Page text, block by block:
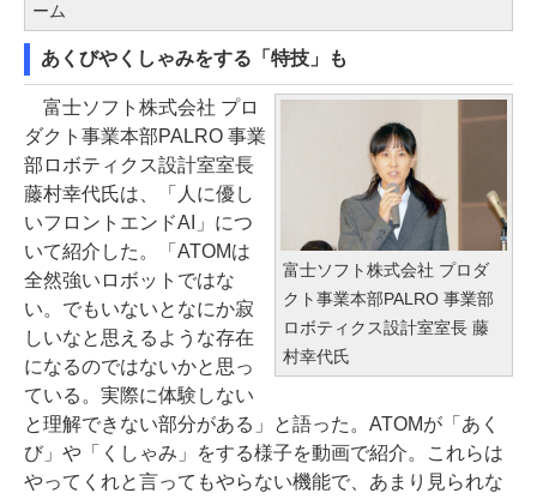
ーム
あくびやくしゃみをする「特技」も
富士ソフト株式会社 プロダ
クト事業本部PALRO 事業部
ロボティクス設計室室長 藤
村幸代氏
富士ソフト株式会社 プロ
ダクト事業本部PALRO 事業
部ロボティクス設計室室長
藤村幸代氏は、「人に優し
いフロントエンドAI」につ
いて紹介した。「ATOMは
全然強いロボットではな
い。でもいないとなにか寂
しいなと思えるような存在
になるのではないかと思っ
ている。実際に体験しない
と理解できない部分がある」と語った。ATOMが「あく
び」や「くしゃみ」をする様子を動画で紹介。これらは
やってくれと言ってもやらない機能で、あまり見られな